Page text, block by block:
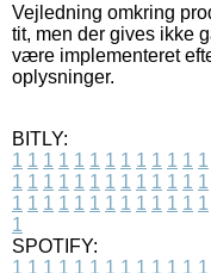
Vejledning omkring
tit, men der gives ikke
være implementeret
oplysninger.
BITLY:
1 1 1 1 1 1 1 1 1 1 1 1 1
1 1 1 1 1 1 1 1 1 1 1 1 1
1 1 1 1 1 1 1 1 1 1 1 1 1
1
SPOTIFY:
1 1 1 1 1 1 1 1 1 1 1 1 1